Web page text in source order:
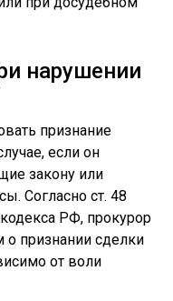
нарушении
признание
если он
закону или
Согласно ст. 48
РФ, прокурор
о признании сделки
от воли